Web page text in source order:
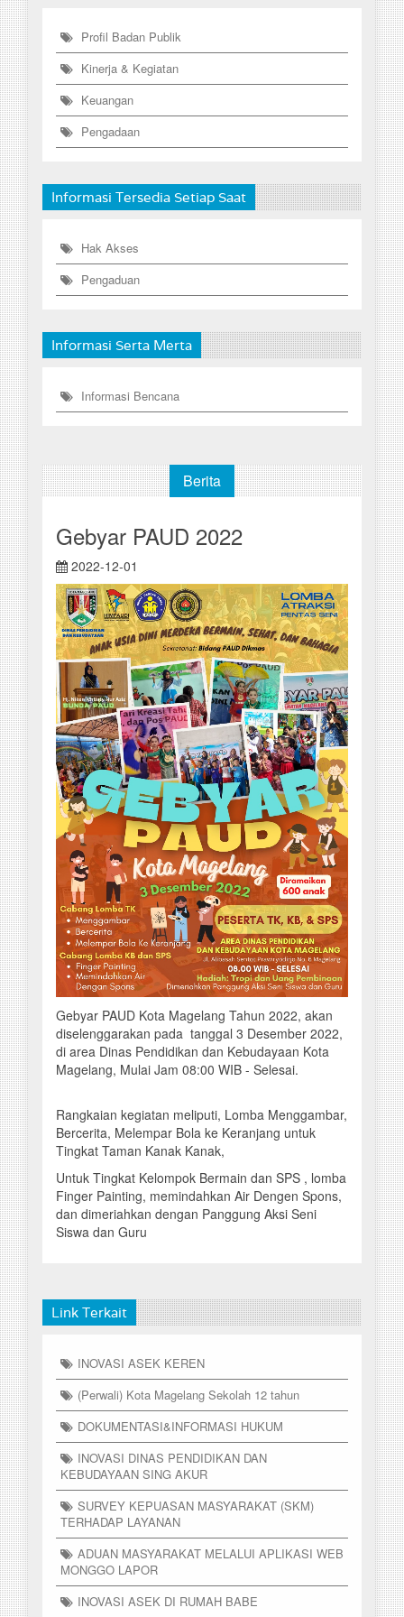
Profil Badan Publik
Kinerja & Kegiatan
Keuangan
Pengadaan
Informasi Tersedia Setiap Saat
Hak Akses
Pengaduan
Informasi Serta Merta
Informasi Bencana
Berita
Gebyar PAUD 2022
2022-12-01
Gebyar PAUD Kota Magelang Tahun 2022, akan
diselenggarakan pada tanggal 3 Desember 2022,
di area Dinas Pendidikan dan Kebudayaan Kota
Magelang, Mulai Jam 08:00 WIB - Selesai.
Rangkaian kegiatan meliputi, Lomba Menggambar,
Bercerita, Melempar Bola ke Keranjang untuk
Tingkat Taman Kanak Kanak,
Untuk Tingkat Kelompok Bermain dan SPS , lomba
Finger Painting, memindahkan Air Dengen Spons,
dan dimeriahkan dengan Panggung Aksi Seni
Siswa dan Guru
Link Terkait
INOVASI ASEK KEREN
(Perwali) Kota Magelang Sekolah 12 tahun
DOKUMENTASI&INFORMASI HUKUM
INOVASI DINAS PENDIDIKAN DAN
KEBUDAYAAN SING AKUR
SURVEY KEPUASAN MASYARAKAT (SKM)
TERHADAP LAYANAN
ADUAN MASYARAKAT MELALUI APLIKASI WEB
MONGGO LAPOR
INOVASI ASEK DI RUMAH BABE